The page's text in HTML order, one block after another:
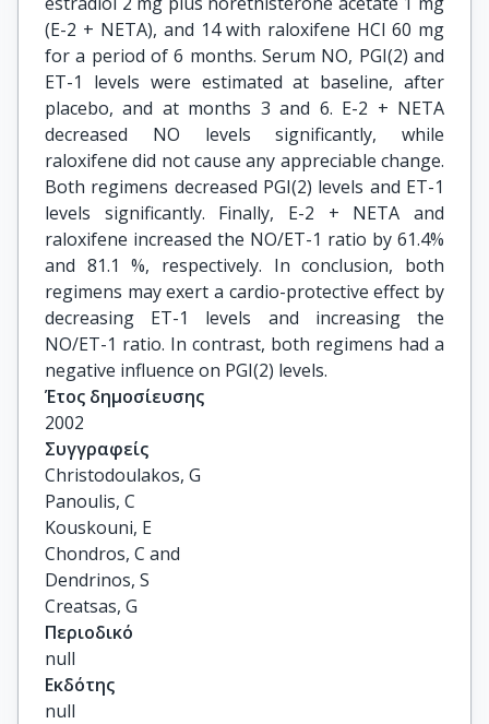
(E-2 + NETA), and 14 with raloxifene HCl 60 mg
for a period of 6 months. Serum NO, PGI(2) and
ET-1 levels were estimated at baseline, after
placebo, and at months 3 and 6. E-2 + NETA
decreased NO levels significantly, while
raloxifene did not cause any appreciable change.
Both regimens decreased PGI(2) levels and ET-1
levels significantly. Finally, E-2 + NETA and
raloxifene increased the NO/ET-1 ratio by 61.4%
and 81.1 %, respectively. In conclusion, both
regimens may exert a cardio-protective effect by
decreasing ET-1 levels and increasing the
NO/ET-1 ratio. In contrast, both regimens had a
negative influence on PGI(2) levels.
Έτος δημοσίευσης
2002
Συγγραφείς
Christodoulakos, G
Panoulis, C
Kouskouni, E
Chondros, C and
Dendrinos, S
Creatsas, G
Περιοδικό
null
Εκδότης
null